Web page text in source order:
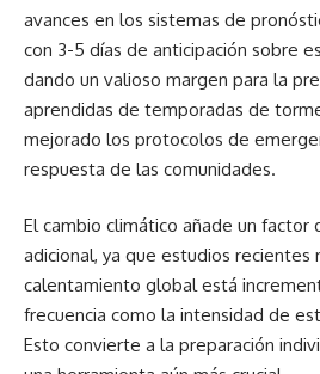
avances en los sistemas de
con 3-5 días de anticipación sobre
dando un valioso margen para la
aprendidas de temporadas de
mejorado los protocolos de
respuesta de las comunidades.
El cambio climático añade un factor
adicional, ya que estudios recientes
calentamiento global está
frecuencia como la intensidad de
Esto convierte a la preparación